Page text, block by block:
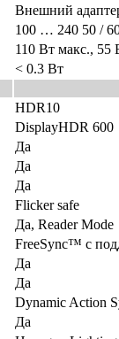
Внешний
100 … 240 50 /
110 Вт макс., 55
< 0.3 Вт
HDR10
DisplayHDR 600
Да
Да
Да
Flicker safe
Да, Reader Mode
FreeSync™ с
Да
Да
Dynamic Action
Да